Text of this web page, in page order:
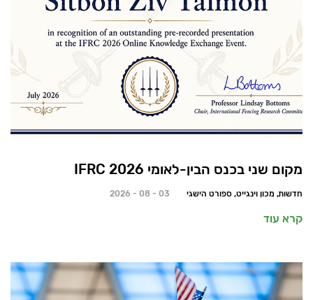
מקום שני בכנס הבין-לאומי 2026 IFRC
חדשות, מכון וינגייט, ספורט הישגי 03 - 08 - 2026
קרא עוד